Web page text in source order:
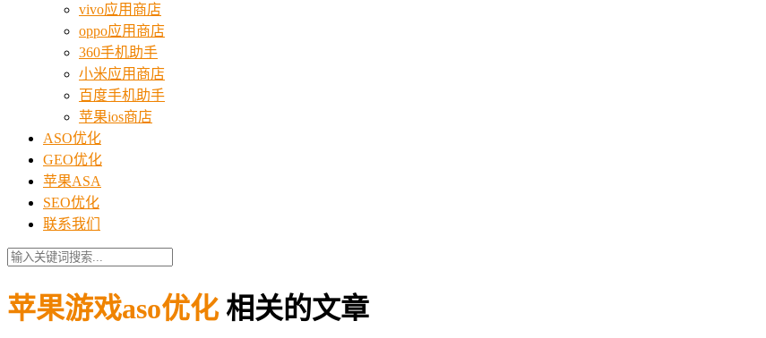
vivo应用商店
oppo应用商店
360手机助手
小米应用商店
百度手机助手
苹果ios商店
ASO优化
GEO优化
苹果ASA
SEO优化
联系我们
苹果游戏aso优化 相关的文章